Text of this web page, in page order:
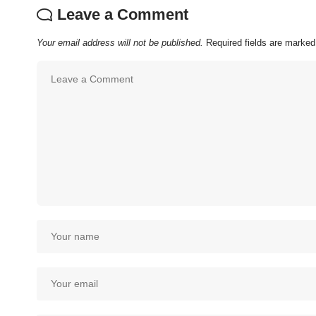
Leave a Comment
Your email address will not be published. Required fields are